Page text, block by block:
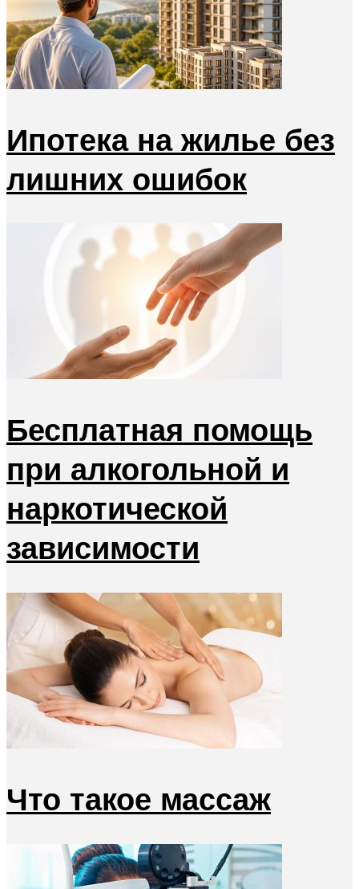
Ипотека на жилье без
лишних ошибок
Бесплатная помощь
при алкогольной и
наркотической
зависимости
Что такое массаж